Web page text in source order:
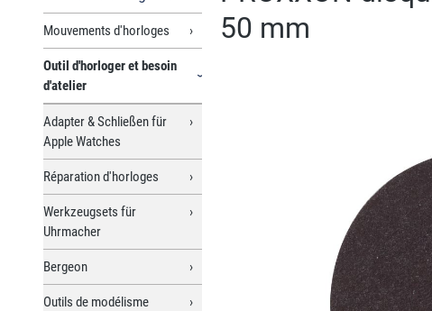
Mouvements d'horloges
Outil d'horloger et besoin
d'atelier
Adapter & Schließen für
Apple Watches
Réparation d'horloges
Werkzeugsets für
Uhrmacher
Bergeon
Outils de modélisme
50 mm